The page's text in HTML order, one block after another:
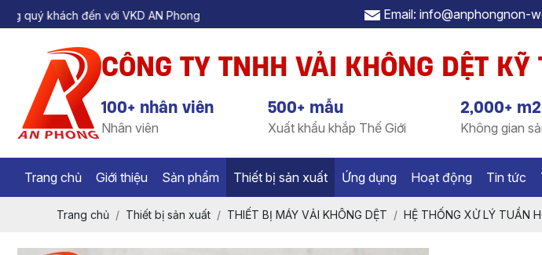
đến với VKD AN Phong Email: info@anphongnon-
CÔNG TY TNHH VẢI KHÔNG DỆT
100+ nhân viên
Nhân viên
500+ mẫu
Xuất khẩu khắp Thế Giới
2,000+ m2
Không gian
Trang chủ Giới thiệu Sản phẩm Thiết bị sản xuất Ứng dụng Hoạt động Tin tức
Trang chủ Thiết bị sản xuất THIẾT BỊ MÁY VẢI KHÔNG DỆT HỆ THỐNG XỬ LÝ TUẦN